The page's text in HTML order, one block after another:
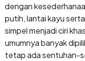
dengan
putih, lantai kayu
simpel menjadi ciri
umumnya banyak
tetap ada sentuhan-